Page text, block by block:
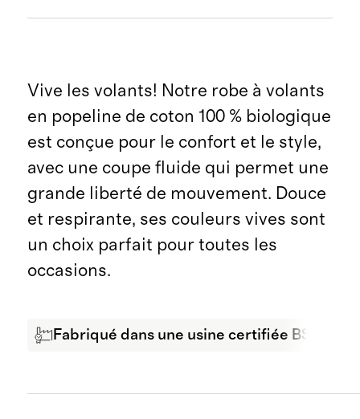
Vive les volants! Notre robe à volants
en popeline de coton 100 % biologique
est conçue pour le confort et le style,
avec une coupe fluide qui permet une
grande liberté de mouvement. Douce
et respirante, ses couleurs vives sont
un choix parfait pour toutes les
occasions.
Fabriqué dans une usine certifiée BSCI